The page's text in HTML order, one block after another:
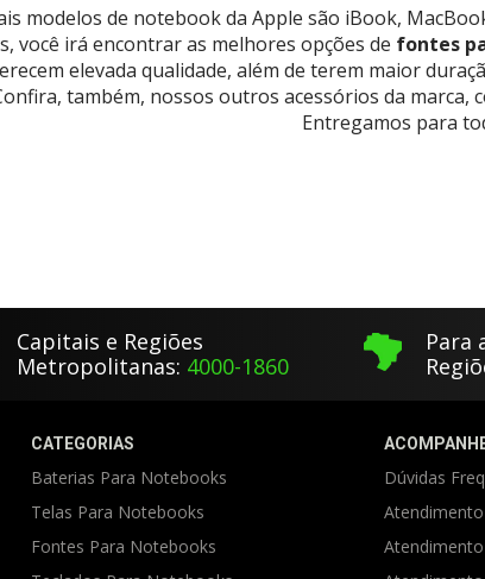
modelos de notebook da Apple são iBook,
você irá encontrar as melhores opções de fontes
elevada qualidade, além de terem maior
também, nossos outros acessórios da marca,
Entregamos para
Capitais e Regiões
Metropolitanas: 4000-1860
Para
CATEGORIAS
Baterias Para Notebooks
Telas Para Notebooks
Fontes Para Notebooks
Dúvidas